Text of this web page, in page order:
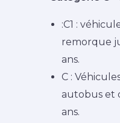
:C1 :
remorque
ans.
C :
autobus et
ans.